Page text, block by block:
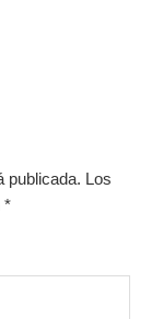
publicada. Los
*